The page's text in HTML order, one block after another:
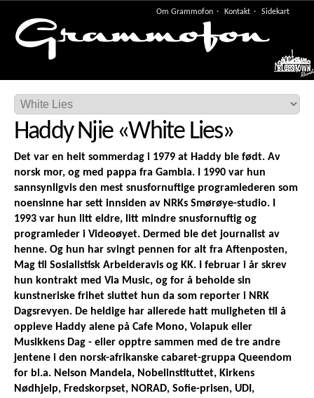
Om Grammofon Kontakt Sidekart
Meny
Haddy Njie«White Lies»
Det var en heit sommerdag i 1979 at Haddy ble født. Av
norsk mor, og med pappa fra Gambia. I 1990 var hun
sannsynligvis den mest snusfornuftige programlederen som
noensinne har sett innsiden av NRKs Smørøye-studio. I
1993 var hun litt eldre, litt mindre snusfornuftig og
programleder i Videoøyet. Dermed ble det journalist av
henne. Og hun har svingt pennen for alt fra Aftenposten,
Mag til Sosialistisk Arbeideravis og KK. I februar i år skrev
hun kontrakt med Via Music, og for å beholde sin
kunstneriske frihet sluttet hun da som reporter i NRK
Dagsrevyen. De heldige har allerede hatt muligheten til å
oppleve Haddy alene på Cafe Mono, Volapuk eller
Musikkens Dag - eller opptre sammen med de tre andre
jentene i den norsk-afrikanske cabaret-gruppa Queendom
for bl.a. Nelson Mandela, Nobelinstituttet, Kirkens
Nødhjelp, Fredskorpset, NORAD, Sofie-prisen, UDI,